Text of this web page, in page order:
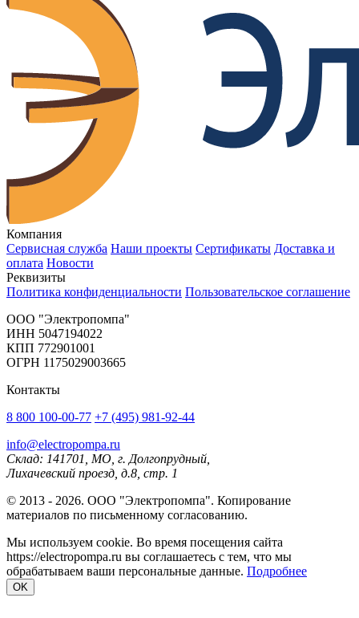
Компания
Сервисная служба Наши проекты Сертификаты Доставка и
оплата Новости
Реквизиты
Политика конфиденциальности Пользовательское соглашение
OOO "Электропомпа"
ИНН 5047194022
КПП 772901001
ОГРН 1175029003665
Контакты
8 800 100-00-77 +7 (495) 981-92-44
info@electropompa.ru
Склад: 141701, МО, г. Долгопрудный,
Лихачевский проезд, д.8, стр. 1
© 2013 - 2026. ООО "Электропомпа". Копирование
материалов по письменному согласованию.
Мы используем cookie. Во время посещения сайта
https://electropompa.ru вы соглашаетесь с тем, что мы
обрабатываем ваши персональные данные. Подробнее
OK